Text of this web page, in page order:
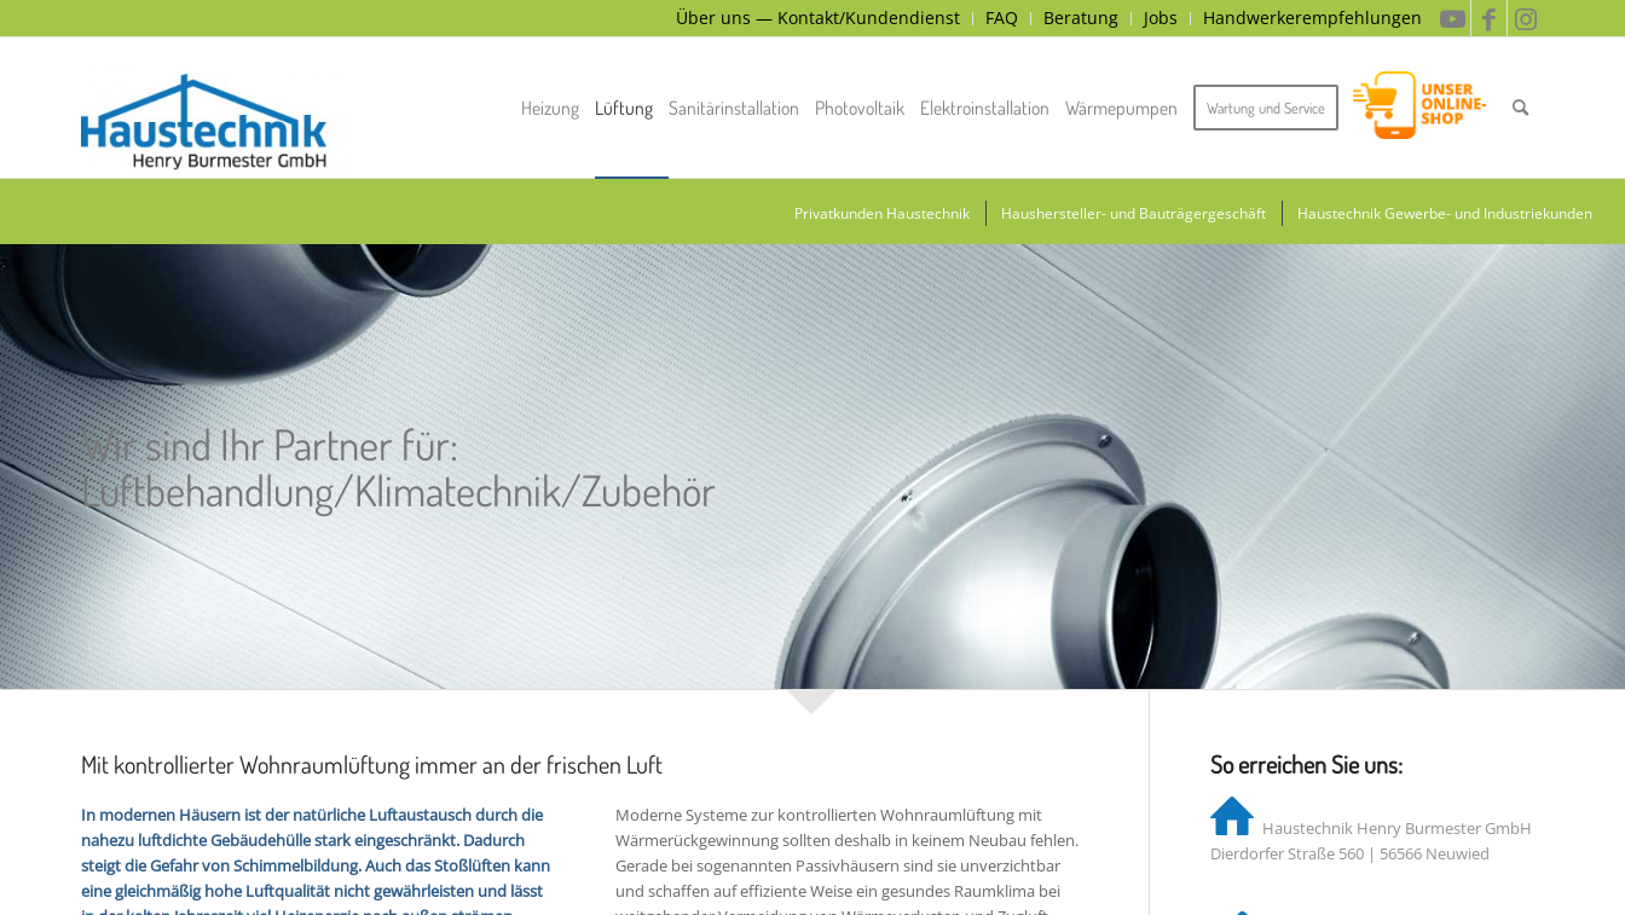
Über uns — Kontakt/Kundendienst FAQ Beratung Jobs Handwerkerempfehlungen
Heizung Lüftung Sanitärinstallation Photovoltaik Elektroinstallation Wärmepumpen Wartung und Service
Privatkunden Haustechnik Haushersteller- und Bauträgergeschäft Haustechnik Gewerbe- und Industriekunden
Wir sind Ihr Partner für:
Luftbehandlung/Klimatechnik/Zubehör
Mit kontrollierter Wohnraumlüftung immer an der frischen Luft
In modernen Häusern ist der natürliche Luftaustausch durch die
nahezu luftdichte Gebäudehülle stark eingeschränkt. Dadurch
steigt die Gefahr von Schimmelbildung. Auch das Stoßlüften kann
eine gleichmäßig hohe Luftqualität nicht gewährleisten und lässt
Moderne Systeme zur kontrollierten Wohnraumlüftung mit
Wärmerückgewinnung sollten deshalb in keinem Neubau fehlen.
Gerade bei sogenannten Passivhäusern sind sie unverzichtbar
und schaffen auf effiziente Weise ein gesundes Raumklima bei
So erreichen Sie uns:
Haustechnik Henry Burmester GmbH
Dierdorfer Straße 560 | 56566 Neuwied